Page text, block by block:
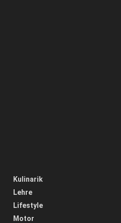
Kulinarik
Lehre
Lifestyle
Motor